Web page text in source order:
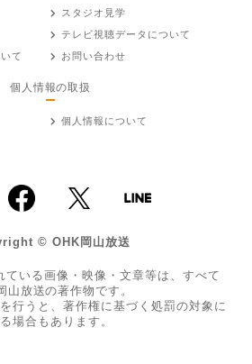
スタジオ見学
テレビ視聴データについて
て
お問い合わせ
個人情報の取扱
個人情報について
© OHK岡山放送
ている画像・映像・文章等は、すべて
山放送の著作物です。
行うと、著作権に基づく処罰の対象に
場合もあります。